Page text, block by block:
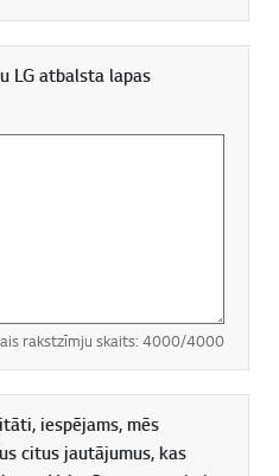
LG atbalsta lapas
rakstzīmju skaits: 4000/4000
iespējams, mēs
citus jautājumus, kas